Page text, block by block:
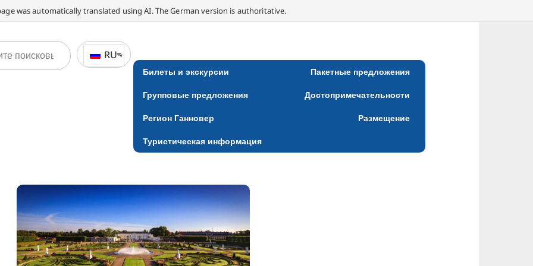
was automatically translated using AI. The German version is authoritative.
RU
Билеты и экскурсии Пакетные предложения
Групповые предложения Достопримечательности
Регион Ганновер Размещение
Туристическая информация